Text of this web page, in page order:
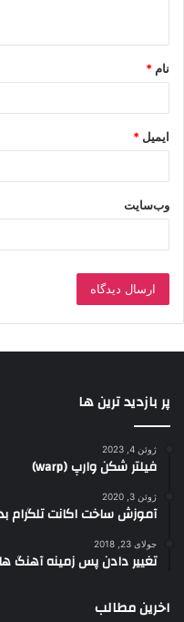
*
نام *
ایمیل *
وب‌سایت
پر بازدید ترین ها
ژوئن 4, 2023
فیلتر شکن وارپ (warp)
ژوئن 3, 2020
آموزش ساخت اکانت تلگرام
جولای 23, 2018
تغییر دادن پس زمینه آهنگ ها
اخرین مطالب